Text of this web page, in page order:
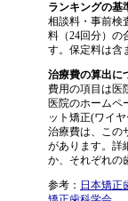
ランキングの基
相談料・事前検
料（24回分）の
す。保定料は含
治療費の算出に
費用の項目は医
医院のホームペ
ット矯正(ワイ
治療費は、この
があります。詳
か、それぞれの
参考： 日本矯正